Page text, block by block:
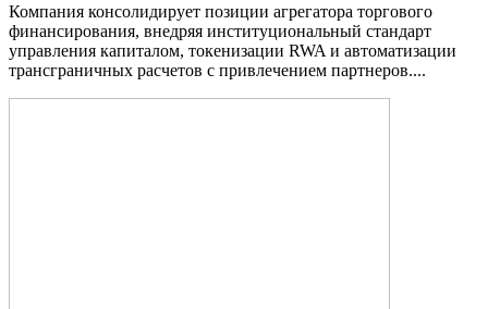
Компания консолидирует позиции агрегатора торгового
финансирования, внедряя институциональный стандарт
управления капиталом, токенизации RWA и автоматизации
трансграничных расчетов с привлечением партнеров....